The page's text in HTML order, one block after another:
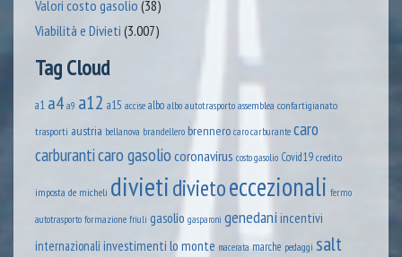
Valori costo gasolio (38)
Viabilità e Divieti (3.007)
Tag Cloud
a1 a4 a9 a12 a15 accise albo albo autotrasporto assemblea confartigianato
trasporti austria bellanova brandellero brennero caro carburante caro
carburanticaro gasoliocoronavirus costo gasolio Covid19credito
imposta de micheli divietidivietoeccezionali fermo
autotrasporto formazione friuli gasolio gasparoni genedani incentivi
internazionali investimenti lo monte macerata marche pedaggi salt